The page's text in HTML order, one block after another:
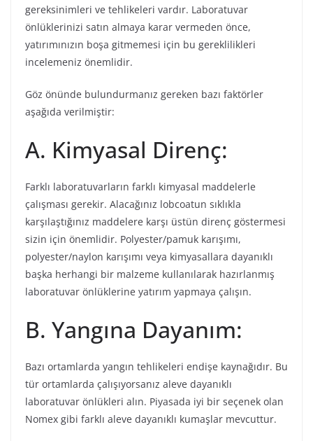
gereksinimleri ve tehlikeleri vardır. Laboratuvar
önlüklerinizi satın almaya karar vermeden önce,
yatırımınızın boşa gitmemesi için bu gereklilikleri
incelemeniz önemlidir.
Göz önünde bulundurmanız gereken bazı faktörler
aşağıda verilmiştir:
A. Kimyasal Direnç:
Farklı laboratuvarların farklı kimyasal maddelerle
çalışması gerekir. Alacağınız lobcoatun sıklıkla
karşılaştığınız maddelere karşı üstün direnç göstermesi
sizin için önemlidir. Polyester/pamuk karışımı,
polyester/naylon karışımı veya kimyasallara dayanıklı
başka herhangi bir malzeme kullanılarak hazırlanmış
laboratuvar önlüklerine yatırım yapmaya çalışın.
B. Yangına Dayanım:
Bazı ortamlarda yangın tehlikeleri endişe kaynağıdır. Bu
tür ortamlarda çalışıyorsanız aleve dayanıklı
laboratuvar önlükleri alın. Piyasada iyi bir seçenek olan
Nomex gibi farklı aleve dayanıklı kumaşlar mevcuttur.